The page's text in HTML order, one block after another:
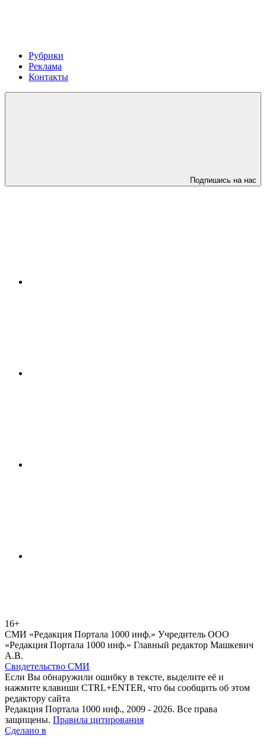
Рубрики
Реклама
Контакты
Подпишись на нас
16+
СМИ «Редакция Портала 1000 инф.» Учредитель ООО
«Редакция Портала 1000 инф.» Главный редактор Машкевич
А.В.
Свидетельство СМИ
Если Вы обнаружили ошибку в тексте, выделите её и
нажмите клавиши CTRL+ENTER, что бы сообщить об этом
редактору сайта
Редакция Портала 1000 инф., 2009 - 2026. Все права
защищены. Правила цитирования
Сделано в